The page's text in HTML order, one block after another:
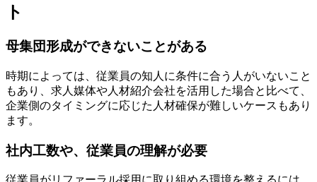
ト
母集団形成ができないことがある
時期によっては、従業員の知人に条件に合う人がいないこと
もあり、求人媒体や人材紹介会社を活用した場合と比べて、
企業側のタイミングに応じた人材確保が難しいケースもあり
ます。
社内工数や、従業員の理解が必要